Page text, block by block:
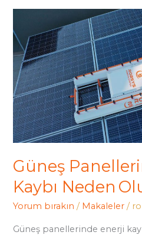
Güneş
Kaybı Neden
Yorum bırakın / Makaleler /
Güneş panellerinde enerji
Panellerinde
Enerji
Kaybı
Neden Olur?